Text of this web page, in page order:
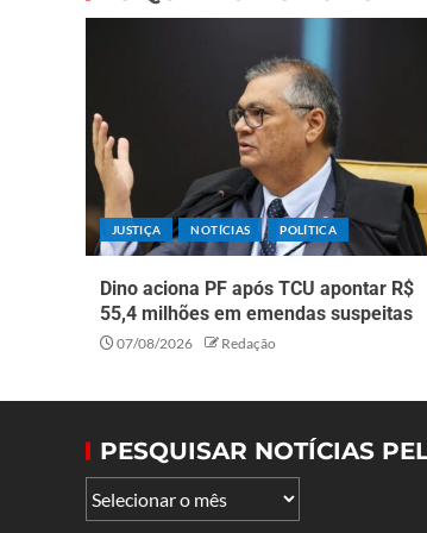
JUSTIÇA NOTÍCIAS POLÍTICA
Dino aciona PF após TCU apontar R$
55,4 milhões em emendas suspeitas
07/08/2026 Redação
PESQUISAR NOTÍCIAS